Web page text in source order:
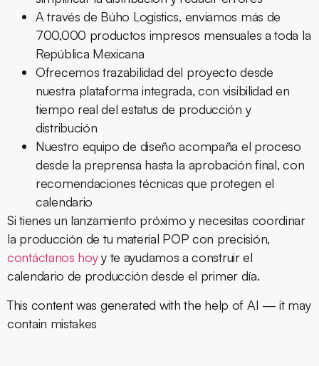
A través de Búho Logistics, enviamos más de
700,000 productos impresos mensuales a toda la
República Mexicana
Ofrecemos trazabilidad del proyecto desde
nuestra plataforma integrada, con visibilidad en
tiempo real del estatus de producción y
distribución
Nuestro equipo de diseño acompaña el proceso
desde la preprensa hasta la aprobación final, con
recomendaciones técnicas que protegen el
calendario
Si tienes un lanzamiento próximo y necesitas coordinar
la producción de tu material POP con precisión,
contáctanos hoyy te ayudamos a construir el
calendario de producción desde el primer día.
This content was generated with the help of AI — it may
contain mistakes